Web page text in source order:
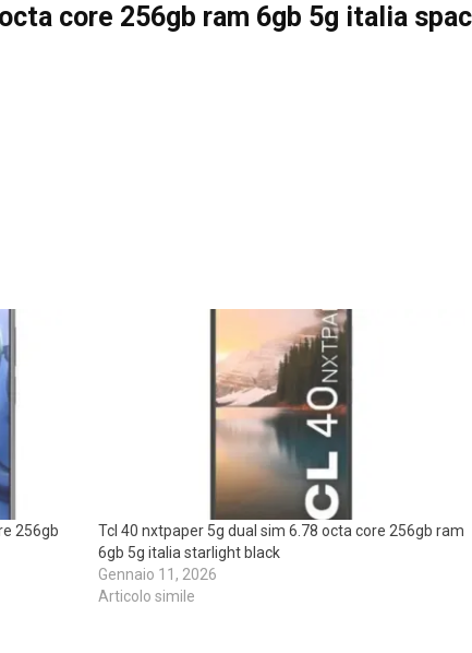
core 256gb ram 6gb 5g italia
256gb
Tcl 40 nxtpaper 5g dual sim 6.78 octa core 256gb ram
6gb 5g italia starlight black
Gennaio 11, 2026
Articolo simile